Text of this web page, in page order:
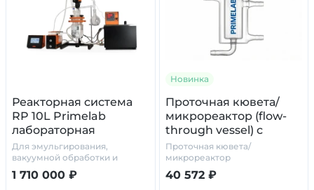
Реакторная система
RP 10L Primelab
лабораторная
Для эмульгирования,
вакуумной обработки и
термостатирования
1 710 000 ₽
Новинка
Проточная кювета/
микрореактор (flow-
through vessel) с
охлаждающей
рубашкой
Проточная кювета/
микрореактор
40 572 ₽